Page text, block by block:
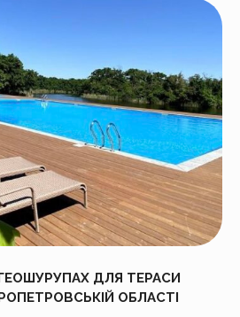
ДЛЯ ТЕРАСИ
ОБЛАСТІ